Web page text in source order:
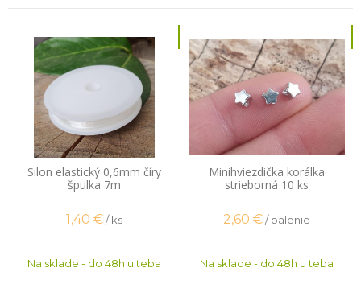
Silon elastický 0,6mm číry
špulka 7m
1,40 € / ks
Na sklade - do 48h u teba
Minihviezdička korálka
strieborná 10 ks
2,60 €/ balenie
Na sklade - do 48h u teba